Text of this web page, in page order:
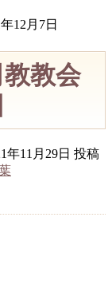
12月7日
教会
年11月29日 投稿